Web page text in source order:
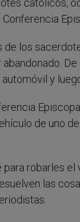
católicos,
los
y
de uno
robarles
las